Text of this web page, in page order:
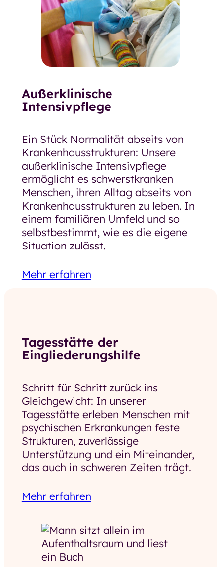
Außerklinische
Intensivpflege
Ein Stück Normalität abseits von
Krankenhausstrukturen: Unsere
außerklinische Intensivpflege
ermöglicht es schwerstkranken
Menschen, ihren Alltag abseits von
Krankenhausstrukturen zu leben. In
einem familiären Umfeld und so
selbstbestimmt, wie es die eigene
Situation zulässt.
Mehr erfahren
Tagesstätte der
Eingliederungshilfe
Schritt für Schritt zurück ins
Gleichgewicht: In unserer
Tagesstätte erleben Menschen mit
psychischen Erkrankungen feste
Strukturen, zuverlässige
Unterstützung und ein Miteinander,
das auch in schweren Zeiten trägt.
Mehr erfahren